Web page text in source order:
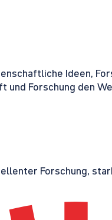
Ideen,
Forschung den
Forschung,